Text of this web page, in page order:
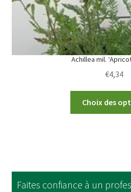
Achillea mil.
€4,34
Choix des
Faites confiance à un